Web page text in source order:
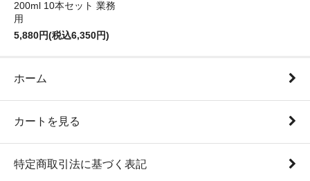
200ml 10本セット 業務
用
5,880円(税込6,350円)
ホーム
カートを見る
特定商取引法に基づく表記